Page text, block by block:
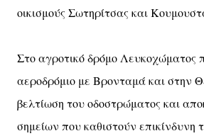
οικισμούς Σωτηρίτσας και
Στο αγροτικό δρόμο Λευκοχώματος
αεροδρόμιο με Βρονταμά και στην
βελτίωση του οδοστρώματος και
σημείων που καθιστούν επικίνδυνη